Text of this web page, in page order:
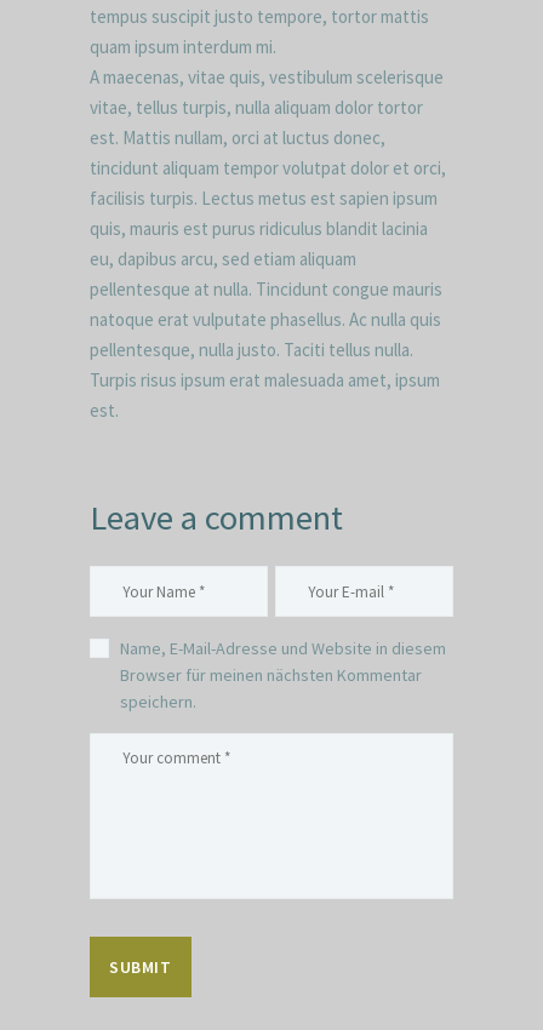
tempus suscipit justo tempore, tortor mattis
quam ipsum interdum mi.
A maecenas, vitae quis, vestibulum scelerisque
vitae, tellus turpis, nulla aliquam dolor tortor
est. Mattis nullam, orci at luctus donec,
tincidunt aliquam tempor volutpat dolor et orci,
facilisis turpis. Lectus metus est sapien ipsum
quis, mauris est purus ridiculus blandit lacinia
eu, dapibus arcu, sed etiam aliquam
pellentesque at nulla. Tincidunt congue mauris
natoque erat vulputate phasellus. Ac nulla quis
pellentesque, nulla justo. Taciti tellus nulla.
Turpis risus ipsum erat malesuada amet, ipsum
est.
Leave a comment
Name, E-Mail-Adresse und Website in diesem
Browser für meinen nächsten Kommentar
speichern.